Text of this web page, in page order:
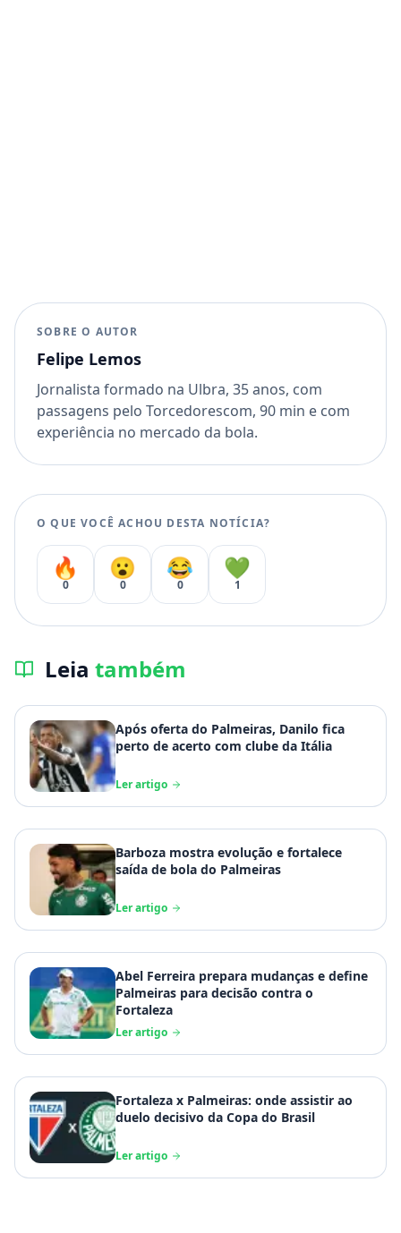
SOBRE O AUTOR
Felipe Lemos
Jornalista formado na Ulbra, 35 anos, com
passagens pelo Torcedorescom, 90 min e com
experiência no mercado da bola.
O QUE VOCÊ ACHOU DESTA NOTÍCIA?
🔥
0
😮
0
😂
0
💚
1
Leia também
Após oferta do Palmeiras, Danilo fica
perto de acerto com clube da Itália
Ler artigo
Barboza mostra evolução e fortalece
saída de bola do Palmeiras
Ler artigo
Abel Ferreira prepara mudanças e define
Palmeiras para decisão contra o
Fortaleza
Ler artigo
Fortaleza x Palmeiras: onde assistir ao
duelo decisivo da Copa do Brasil
Ler artigo